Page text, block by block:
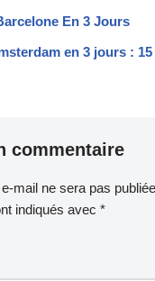
En 3 Jours
en 3 jours :
commentaire
mail ne sera pas
indiqués avec *